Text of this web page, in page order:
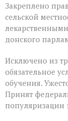
Закреплено
сельской
донского
Исключено из
обязательное
обучения.
Принят
популяризации